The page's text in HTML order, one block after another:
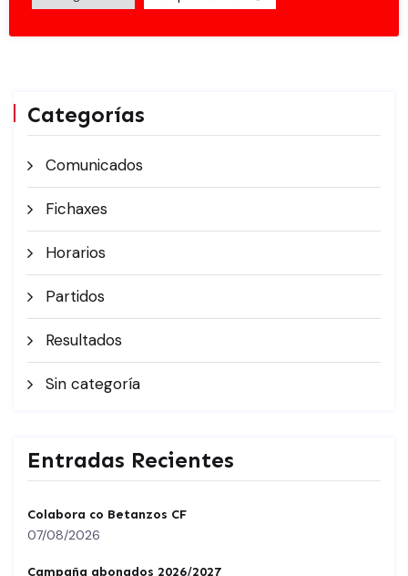
Categorías
Comunicados
Fichaxes
Horarios
Partidos
Resultados
Sin categoría
Entradas Recientes
Colabora co Betanzos CF
07/08/2026
Campaña abonados 2026/2027